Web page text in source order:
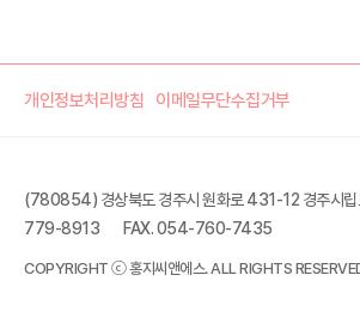
개인정보처리방침 이메일무단수집거부
(780854) 경상북도 경주시 원화로 431-12 경주시립
779-8913
FAX. 054-760-7435
COPYRIGHT ⓒ 홍지씨앤에스. ALL RIGHTS